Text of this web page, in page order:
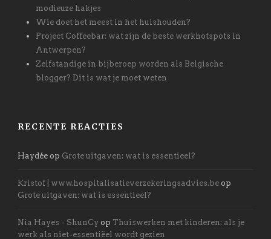
modieuze hakjes
Wie doet het meest in het huishouden?
Project Coffeebar: wat zijn de beste werkhotspots in
Antwerpen?
Zelfstandige in bijberoep worden als Belgische
blogger? Dit is wat je moet weten
RECENTE REACTIES
Haydée op Grote uitgaven: wat is essentieel?
Kristof | www.hospitalisatieverzekeringsadvies.be op
Grote uitgaven: wat is essentieel?
Nia Hayes - ShunCy op Thuiswerken met kinderen: als je
werk als niet-essentiëel wordt gezien